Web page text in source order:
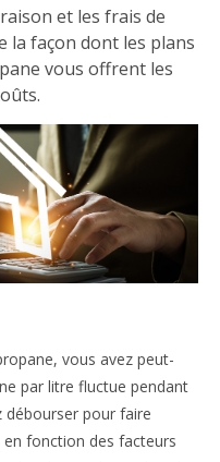
et les frais de
la façon dont les plans
vous offrent les
vous avez peut-
par litre fluctue pendant
débourser pour faire
fonction des facteurs